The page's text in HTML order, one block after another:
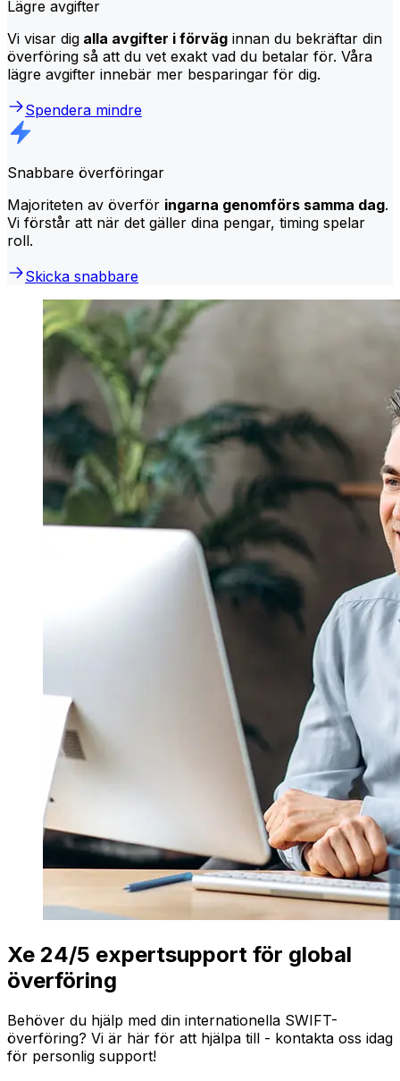
Lägre avgifter
Vi visar dig alla avgifter i förväg innan du bekräftar din
överföring så att du vet exakt vad du betalar för. Våra
lägre avgifter innebär mer besparingar för dig.
Spendera mindre
Snabbare överföringar
Majoriteten av överför ingarna genomförs samma dag.
Vi förstår att när det gäller dina pengar, timing spelar
roll.
Skicka snabbare
Xe 24/5 expertsupport för global
överföring
Behöver du hjälp med din internationella SWIFT-
överföring? Vi är här för att hjälpa till - kontakta oss idag
för personlig support!